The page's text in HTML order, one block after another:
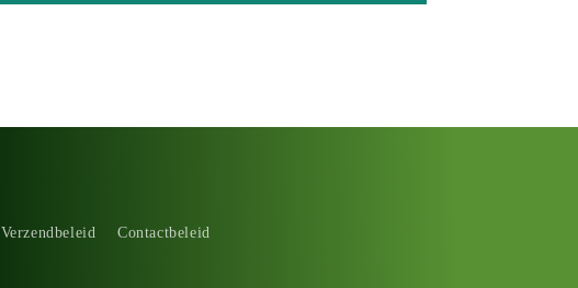
Verzendbeleid Contactbeleid